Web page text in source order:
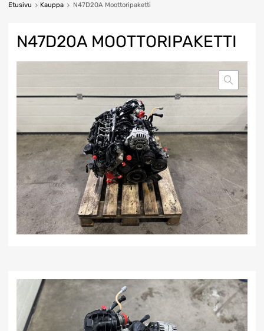
Etusivu Kauppa N47D20A Moottoripaketti
N47D20A MOOTTORIPAKETTI